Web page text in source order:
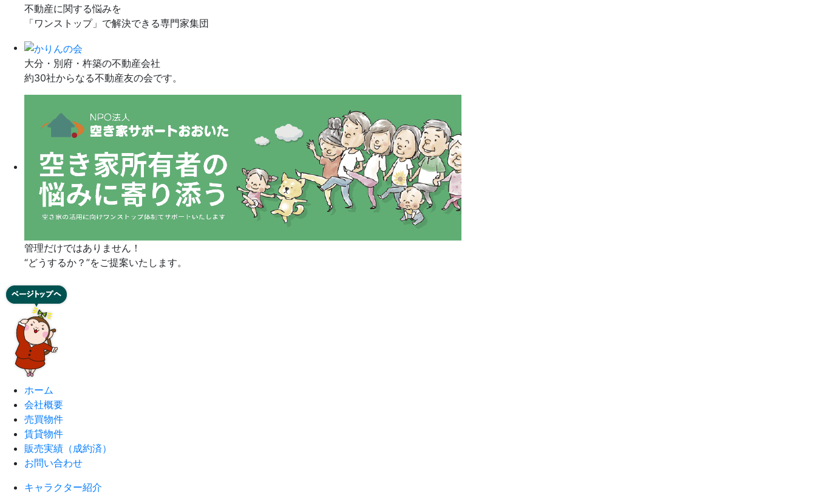
不動産に関する悩みを
「ワンストップ」で解決できる専門家集団
大分・別府・杵築の不動産会社
約30社からなる不動産友の会です。
管理だけではありません！
“どうするか？”をご提案いたします。
ホーム
会社概要
売買物件
賃貸物件
販売実績（成約済）
お問い合わせ
キャラクター紹介